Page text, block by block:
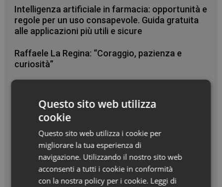
Intelligenza artificiale in farmacia: opportunità e
regole per un uso consapevole. Guida gratuita
alle applicazioni più utili e sicure
Raffaele La Regina: “Coraggio, pazienza e
curiosità”
Zanzare & West Nile virus, prevenzione prima di
Turisti stranieri in farmacia, come essere
sempre pronti all’accoglienza
Questo sito web utilizza
cookie
Questo sito web utilizza i cookie per
migliorare la tua esperienza di
navigazione. Utilizzando il nostro sito web
acconsenti a tutti i cookie in conformità
con la nostra policy per i cookie. Leggi di